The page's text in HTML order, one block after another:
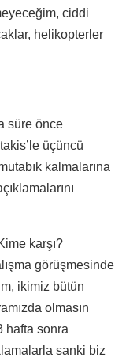
ciddi
helikopterler
süre önce
üçüncü
kalmalarına
karşı?
görüşmesinde
ikimiz bütün
olmasın
hafta sonra
sanki biz